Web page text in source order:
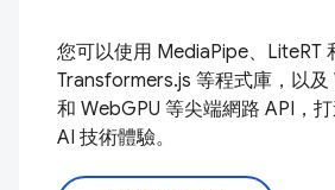
您可以使用 MediaPipe、LiteRT
Transformers.js 等程式庫，以
和 WebGPU 等尖端網路 API，
AI 技術體驗。